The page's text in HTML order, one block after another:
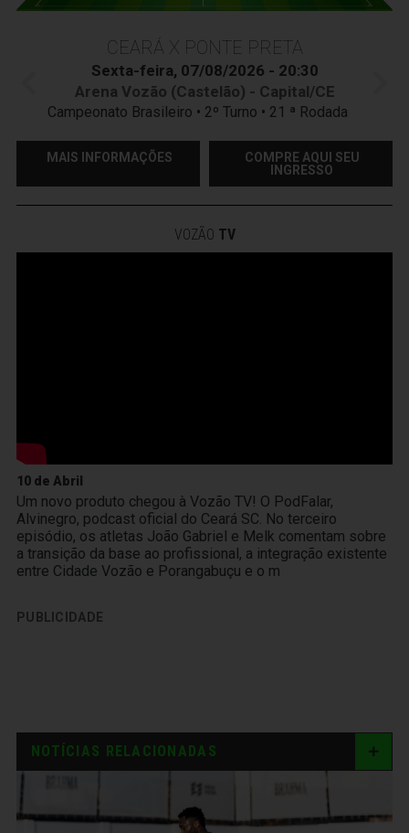
CEARÁ X PONTE PRETA
Sexta-feira, 07/08/2026 - 20:30
Arena Vozão (Castelão) - Capital/CE
Campeonato Brasileiro • 2º Turno • 21 ª Rodada
MAIS INFORMAÇÕES
COMPRE AQUI SEU
INGRESSO
VOZÃO TV
10 de Abril
Um novo produto chegou à Vozão TV! O PodFalar,
Alvinegro, podcast oficial do Ceará SC. No terceiro
episódio, os atletas João Gabriel e Melk comentam sobre
a transição da base ao profissional, a integração existente
entre Cidade Vozão e Porangabuçu e o m
PUBLICIDADE
NOTÍCIAS RELACIONADAS